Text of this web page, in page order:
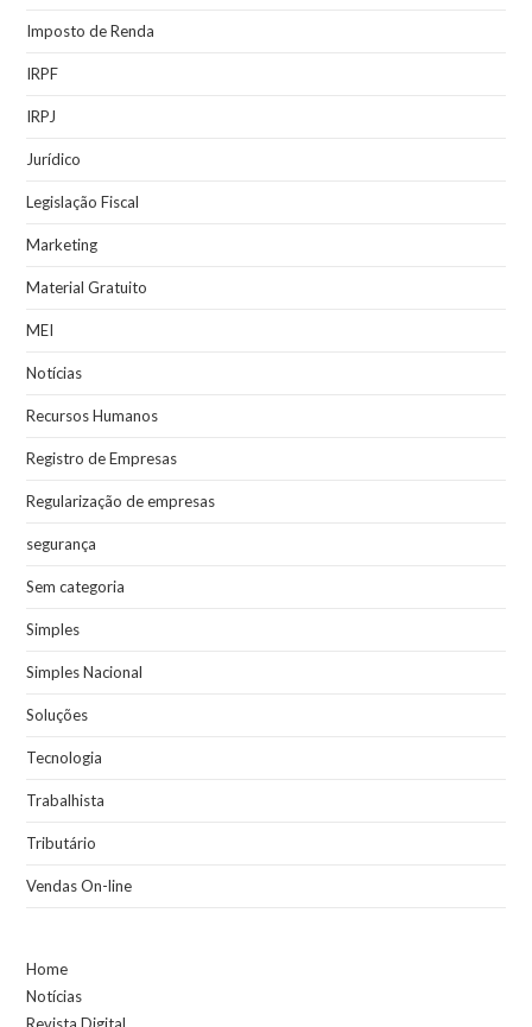
Imposto de Renda
IRPF
IRPJ
Jurídico
Legislação Fiscal
Marketing
Material Gratuito
MEI
Notícias
Recursos Humanos
Registro de Empresas
Regularização de empresas
segurança
Sem categoria
Simples
Simples Nacional
Soluções
Tecnologia
Trabalhista
Tributário
Vendas On-line
Home
Notícias
Revista Digital